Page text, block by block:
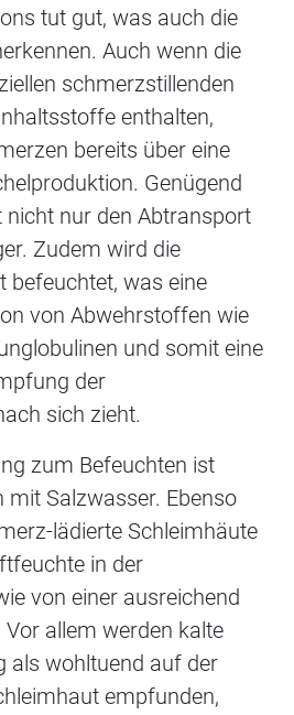
tut gut, was auch die
Auch wenn die
schmerzstillenden
enthalten,
bereits über eine
Genügend
nicht nur den Abtransport
Zudem wird die
befeuchtet, was eine
von Abwehrstoffen wie
und somit eine
der
sich zieht.
zum Befeuchten ist
mit Salzwasser. Ebenso
lädierte Schleimhäute
in der
von einer ausreichend
allem werden kalte
als wohltuend auf der
empfunden,